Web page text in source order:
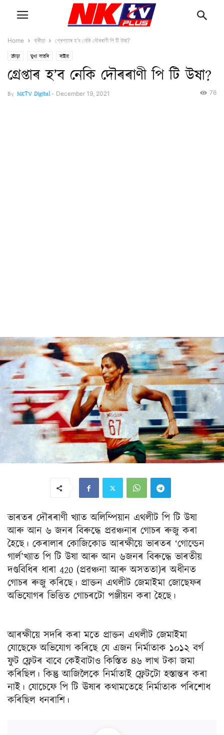
Home ক্ৰীড়া গ্ৰেপ্তাৰ হ’ব নেকি দৌৰৰাণী পি টি উষা?
ক্ৰীড়া মুখ্য বাতৰি ৰাষ্ট্ৰীয়
গ্ৰেপ্তাৰ হ’ব নেকি দৌৰৰাণী পি টি উষা?
By NKTV Digital- December 19, 2021 76
ভাৰতৰ দৌৰৰাণী খ্যাত অলিম্পিয়ান এথলীট পি টি উষা
আৰু আন ৬ জনৰ বিৰুদ্ধে প্ৰৱঞ্চনাৰ গোচৰ ৰুজু কৰা
হৈছে। কেৰালাৰ কোজিকোড আৰক্ষীয়ে ভাৰতৰ ‘গোল্ডেন
গাৰ্ল’খ্যাত পি টি উষা আৰু আন ৬জনৰ বিৰুদ্ধে ভাৰতীয়
দণ্ডবিধিৰ ধাৰা 420 (প্ৰৱঞ্চনা আৰু অসততা)ৰ অধীনত
গোচৰ ৰুজু কৰিছে। প্ৰাক্তন এথলীট জেমাইমা জোছেফৰ
অভিযোগৰ ভিত্তিত গোচৰটো পঞ্জীয়ন কৰা হৈছে।
আৰক্ষীয়ে সদৰি কৰা মতে প্ৰাক্তন এথলীট জেমাইমা
যোছেফে অভিযোগ কৰিছে যে এজন নিৰ্মাতাক ১০১২ বৰ্গ
ফুট ফ্লেটৰ বাবে কেইবাটাও কিস্তিত ৪৬ লাখ টকা জমা
কৰিছিল। কিন্তু আজিলৈকে নিৰ্মাতাই ফ্লেটটো হস্তান্তৰ কৰা
নাই। যোচেফে পি টি ঊষাৰ কথামতেহে নিৰ্মাতাক পৰিশোধ
কৰিছিল ধনৰাশি।